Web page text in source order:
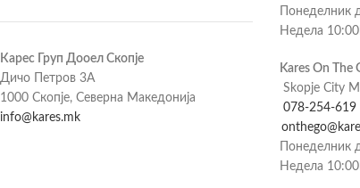
Карес Груп Дооел Скопје
Дичо Петров 3А
1000 Скопје, Северна Македонија
info@kares.mk
Понеделник
Недела
Kares On The
Skopje City
078-254-619
Понеделник
Недела